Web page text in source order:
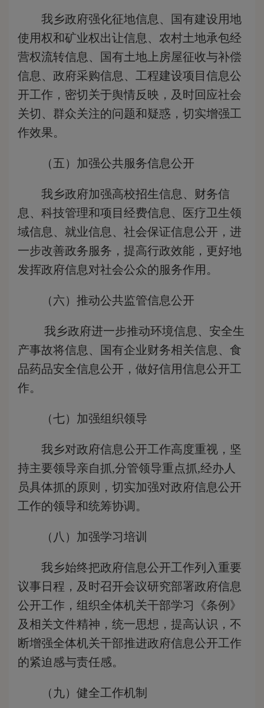
我乡政府强化征地信息、国有建设用地
使用权和矿业权出让信息、农村土地承包经
营权流转信息、国有土地上房屋征收与补偿
信息、政府采购信息、工程建设项目信息公
开工作，密切关于舆情反映，及时回应社会
关切、群众关注的问题和疑惑，切实增强工
作效果。
（五）加强公共服务信息公开
我乡政府加强高校招生信息、财务信
息、科技管理和项目经费信息、医疗卫生领
域信息、就业信息、社会保证信息公开，进
一步改善政务服务，提高行政效能，更好地
发挥政府信息对社会公众的服务作用。
（六）推动公共监管信息公开
我乡政府进一步推动环境信息、安全生
产事故将信息、国有企业财务相关信息、食
品药品安全信息公开，做好信用信息公开工
作。
（七）加强组织领导
我乡对政府信息公开工作高度重视，坚
持主要领导亲自抓,分管领导重点抓,经办人
员具体抓的原则，切实加强对政府信息公开
工作的领导和统筹协调。
（八）加强学习培训
我乡始终把政府信息公开工作列入重要
议事日程，及时召开会议研究部署政府信息
公开工作，组织全体机关干部学习《条例》
及相关文件精神，统一思想，提高认识，不
断增强全体机关干部推进政府信息公开工作
的紧迫感与责任感。
（九）健全工作机制